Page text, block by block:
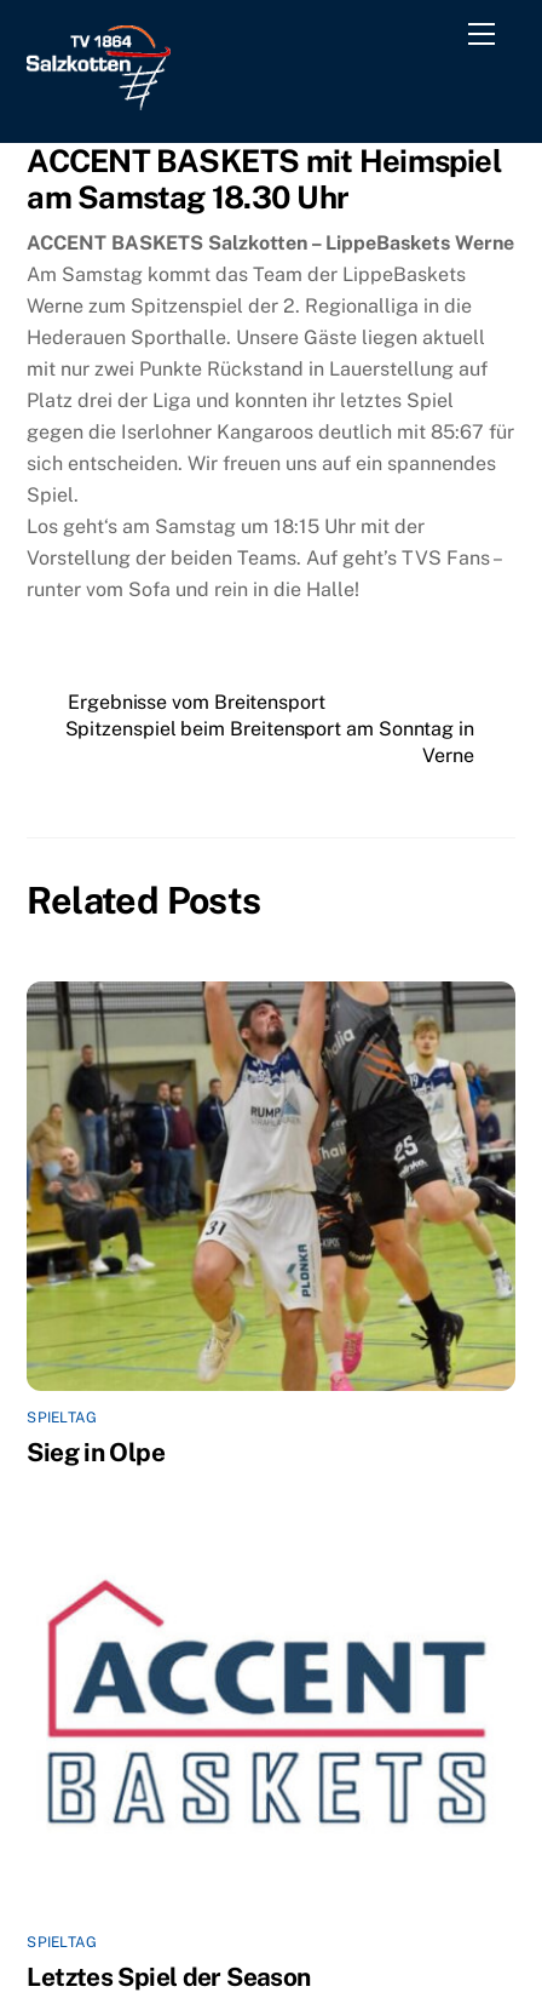
content
Menu
ACCENT BASKETS mit Heimspiel
am Samstag 18.30 Uhr
ACCENT BASKETS Salzkotten – LippeBaskets Werne
Am Samstag kommt das Team der LippeBaskets
Werne zum Spitzenspiel der 2. Regionalliga in die
Hederauen Sporthalle. Unsere Gäste liegen aktuell
mit nur zwei Punkte Rückstand in Lauerstellung auf
Platz drei der Liga und konnten ihr letztes Spiel
gegen die Iserlohner Kangaroos deutlich mit 85:67 für
sich entscheiden. Wir freuen uns auf ein spannendes
Spiel.
Los geht‘s am Samstag um 18:15 Uhr mit der
Vorstellung der beiden Teams. Auf geht’s TVS Fans –
runter vom Sofa und rein in die Halle!
Ergebnisse vom Breitensport
Spitzenspiel beim Breitensport am Sonntag in
Verne
Related Posts
SPIELTAG
Sieg in Olpe
SPIELTAG
Letztes Spiel der Season